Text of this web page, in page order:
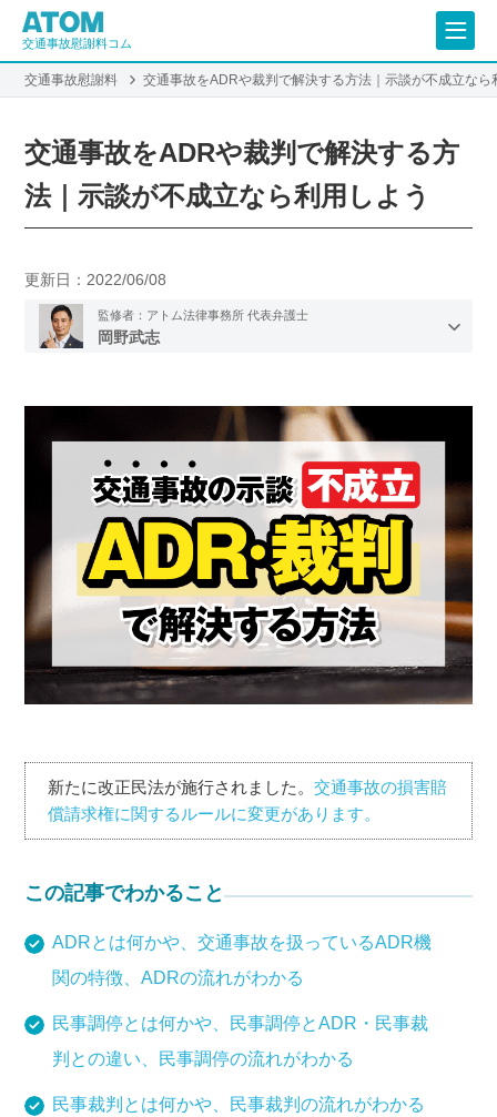
交通事故慰謝料コム
交通事故慰謝料 交通事故をADRや裁判で解決する方法｜示談が不成立なら
交通事故をADRや裁判で解決する方
法｜示談が不成立なら利用しよう
更新日： 2022/06/08
監修者：アトム法律事務所 代表弁護士
岡野武志
新たに改正民法が施行されました。交通事故の損害賠
償請求権に関するルールに変更があります。
この記事でわかること
ADRとは何かや、交通事故を扱っているADR機
関の特徴、ADRの流れがわかる
民事調停とは何かや、民事調停とADR・民事裁
判との違い、民事調停の流れがわかる
民事裁判とは何かや、民事裁判の流れがわかる